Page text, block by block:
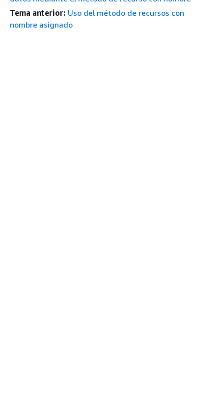
Tema anterior: Uso del método de recursos con
nombre asignado